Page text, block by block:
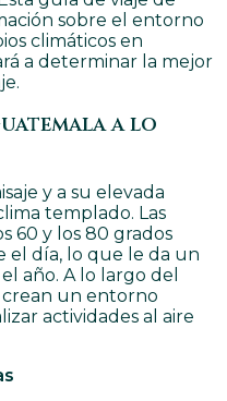
sobre el entorno
climáticos en
a determinar la mejor
a lo
y a su elevada
templado. Las
60 y los 80 grados
el día, lo que le da un
año. A lo largo del
crean un entorno
actividades al aire